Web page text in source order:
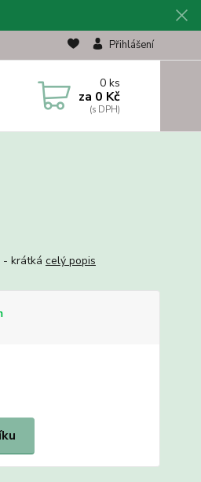
Přihlášení
0ks
za 0 Kč
- krátká celý popis